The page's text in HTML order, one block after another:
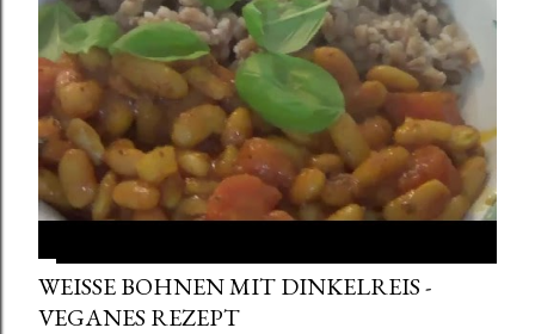
WEISSE BOHNEN MIT DINKELREIS -
VEGANES REZEPT